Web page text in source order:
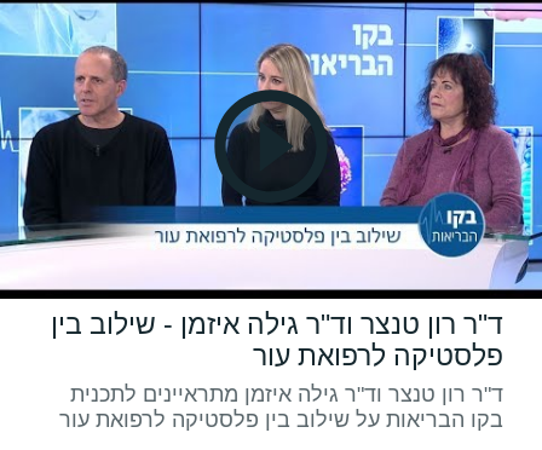
ד"ר רון טנצר וד"ר גילה איזמן - שילוב בין
פלסטיקה לרפואת עור
ד"ר רון טנצר וד"ר גילה איזמן מתראיינים לתכנית
בקו הבריאות על שילוב בין פלסטיקה לרפואת עור